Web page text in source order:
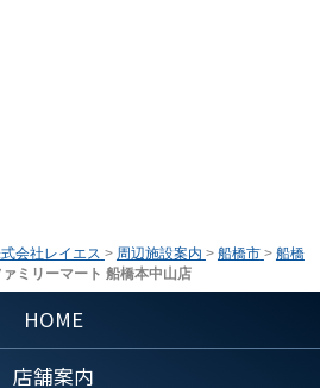
会社レイエス > 周辺施設案内 > 船橋市 > 船橋
ァミリーマート 船橋本中山店
HOME
店舗案内